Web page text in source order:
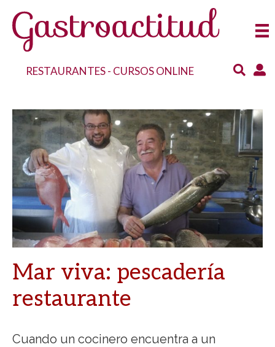
RESTAURANTES- CURSOS ONLINE
Mar viva: pescadería
restaurante
Cuando un cocinero encuentra a un